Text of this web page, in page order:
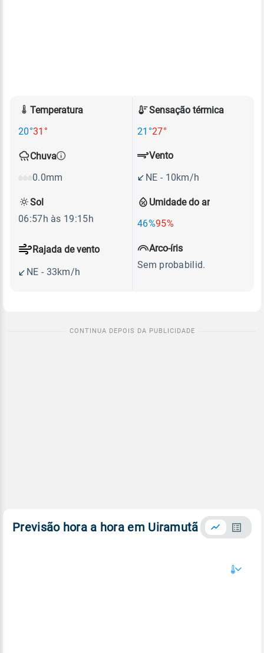
Temperatura
20°31°
Sensação térmica
21°27°
Chuva
0.0mm
Umidade do ar
46%95%
Vento
NE - 10km/h
Rajada de vento
NE - 33km/h
Sol
06:57h às 19:15h
Arco-íris
Sem probabilid.
Previsão hora a hora em Uiramutã